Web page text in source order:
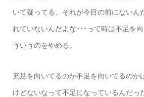
いて疑ってる。それが今目の前にないん
れていないんだよな･･･って時は不足を
ういうのをやめる。
充足を向いてるのか不足を向いてるのか
けどないなって不足になっているんだっ